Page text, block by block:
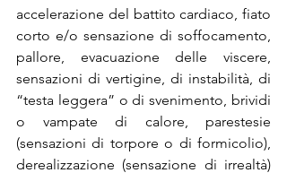
accelerazione del battito cardiaco, fiato
corto e/o sensazione di soffocamento,
pallore, evacuazione delle viscere,
sensazioni di vertigine, di instabilità, di
“testa leggera” o di svenimento, brividi
o vampate di calore, parestesie
(sensazioni di torpore o di formicolio),
derealizzazione (sensazione di irrealtà)